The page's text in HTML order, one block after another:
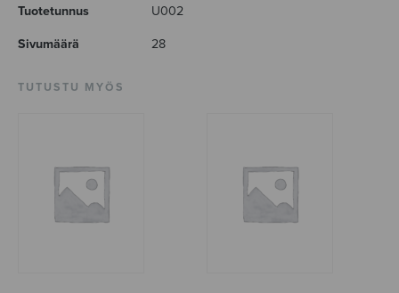
Tuotetunnus U002
Sivumäärä 28
TUTUSTU MYÖS